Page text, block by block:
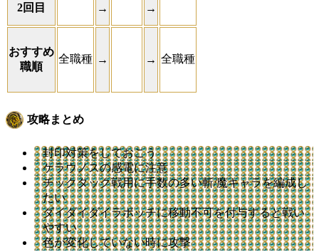
2回目 → →
おすすめ
職順
全職種 → → 全職種
攻略まとめ
封印対策をしておこう
ケラウノスの感電に注意
チックタック戦用に手数の多い斬/魔キャラを編成し
たい
ダイダイダイラボッチに移動不可を付与すると戦い
やすい
色が変化していない時に攻撃